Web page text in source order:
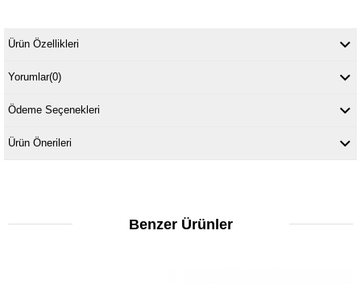
Ürün Özellikleri
Yorumlar(0)
Ödeme Seçenekleri
Ürün Önerileri
Benzer Ürünler